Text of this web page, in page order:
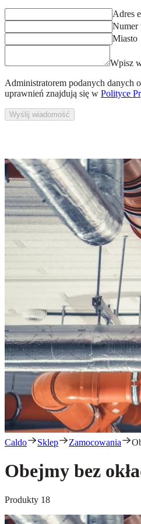
Adres
Numer
Miasto
Wpisz
Administratorem podanych danych
uprawnień znajdują się w Polityce
Wyślij wiadomość
Caldo Sklep Zamocowania
Obejmy bez
Produkty 18